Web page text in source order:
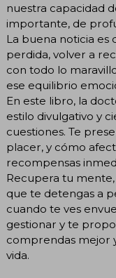
nuestra capacidad
importante, de
La buena noticia es
perdida, volver a
con todo lo
ese equilibrio
En este libro, la
estilo divulgativo y
cuestiones. Te
placer, y cómo
recompensas
Recupera tu
que te detengas a
cuando te ves
gestionar y te
comprendas mejor
vida.